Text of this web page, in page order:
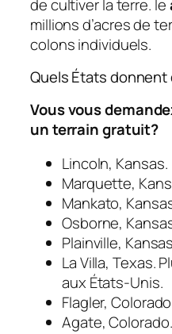
de cultiver la terre. le
millions d’acres de
colons individuels.
Quels États
Vous vous
un terrain gratuit?
Lincoln, Kansas.
Marquette,
Mankato,
Osborne,
Plainville,
La Villa, Texas.
aux États-Unis.
Flagler,
Agate, Colorado.